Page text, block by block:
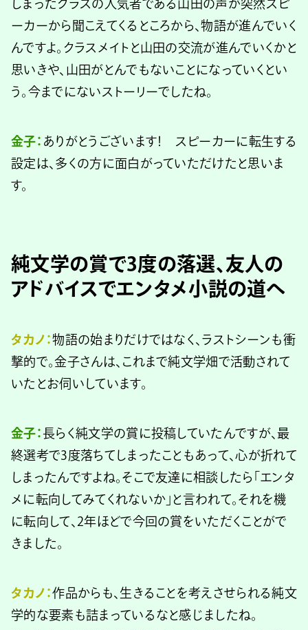
しまったクラスの人気者である山田の声が突然スピ
ーカーから聞こえてくるところから、物語が進んでいく
んですよ。クラスメイトと山田の交流が進んでいくかと
思いきや、山田がとんでもないことになっていくとい
う。今までにないストーリーでしたね。
金子： ありがとうございます！ スピーカーに転生する
設定は、多くの方に面白がっていただけたと思いま
す。
純文学の賞で3度の落選、友人の
アドバイスでエンタメ小説の道へ
タカノ：物語の始まりだけではなく、ラストシーンも衝
撃的で。金子さんは、これまで純文学畑で活動されて
いたとお伺いしています。
金子：長らく純文学の賞に投稿していたんですが、最
終選考で3度落ちてしまったこともあって、心が折れて
しまったんですよね。そこで友達に相談したら「エンタ
メに転向してみてくれないか」と言われて。それを機
に転向して、2年ほどで今回の賞をいただくことがで
きました。
タカノ：作品からも、生きることを考えさせられる純文
学的な要素も詰まっているなと感じましたね。